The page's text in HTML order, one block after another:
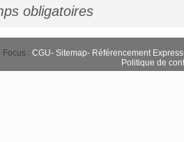
obligatoires
Focus : CGU- Sitemap- Référencement Express
Politique de